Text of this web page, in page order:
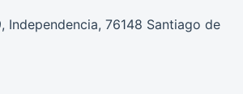
Independencia, 76148 Santiago de